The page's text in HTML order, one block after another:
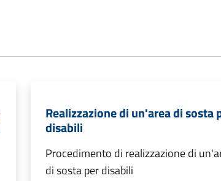
Realizzazione di un'area di sosta
disabili
Procedimento di realizzazione di
di sosta per disabili